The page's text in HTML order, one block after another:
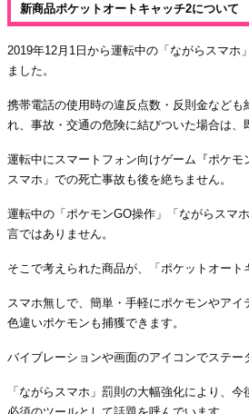
新商品ポケットオートキャッチ2について
2019年12月1日から運転中の「ながらスマホ
ました。
携帯電話の使用時の違反点数・反則金なども
れ、事故・交通の危険に結びついた場合は、
運転中にスマートフォン向けゲーム『ポケモ
スマホ」での死亡事故も後を絶ちません。
運転中の「ポケモンGO操作」「ながらスマ
言ではありません。
そこで考えられた商品が、「ポケットオート
スマホ無しで、簡単・手軽にポケモンやアイ
色違いポケモンも捕獲できます。
バイブレーションや画面のアイコンでステー
「ながらスマホ」罰則の大幅強化により、